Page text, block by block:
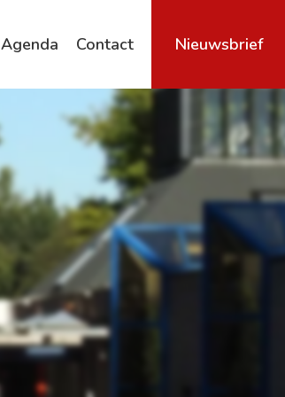
Agenda Contact
Nieuwsbrief